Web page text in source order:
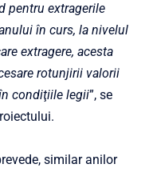
pentru extragerile
în curs, la nivelul
extragere, acesta
rotunjirii valorii
condiţiile legii”, se
similar anilor